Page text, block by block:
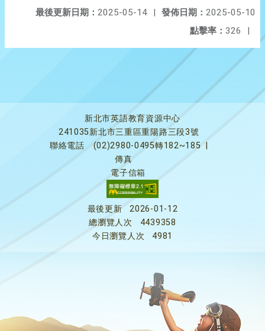
發佈日期： 2025-05-10
最後更新日期： 2025-05-14
|
點擊率： 326 |
新北市英語教育資源中心
241035新北市三重區重陽路三段3號
聯絡電話
(02)2980-0495轉182~185
傳真
電子信箱
最後更新
2026-01-12
總瀏覽人次
4439358
今日瀏覽人次
4981